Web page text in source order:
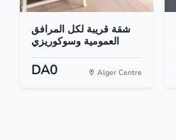
شقة قريبة لكل المرافق
العمومية وسوكوريزي
DA0 Alger Centre